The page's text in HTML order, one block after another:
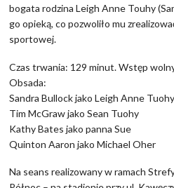
bogata rodzina Leigh Anne Touhy
go opieką, co pozwoliło mu
sportowej.
Czas trwania: 129 minut. Wstęp
Obsada:
Sandra Bullock jako Leigh Anne Tuohy
Tim McGraw jako Sean Tuohy
Kathy Bates jako panna Sue
Quinton Aaron jako Michael Oher
Na seans realizowany w ramach